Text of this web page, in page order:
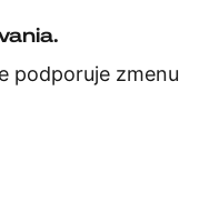
podporuje zmenu